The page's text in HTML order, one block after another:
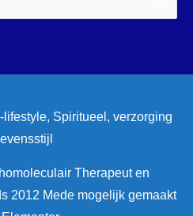
Spiritueel, verzorging
Therapeut en
2012 Mede mogelijk gemaakt